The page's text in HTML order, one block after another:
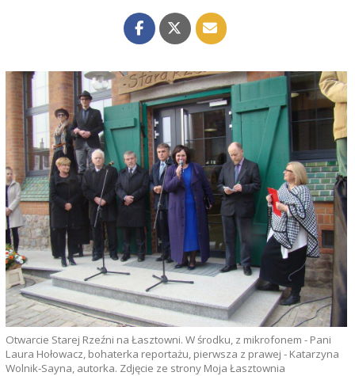
Otwarcie Starej Rzeźni na Łasztowni. W środku, z mikrofonem - Pani
Laura Hołowacz, bohaterka reportażu, pierwsza z prawej - Katarzyna
Wolnik-Sayna, autorka. Zdjęcie ze strony Moja Łasztownia